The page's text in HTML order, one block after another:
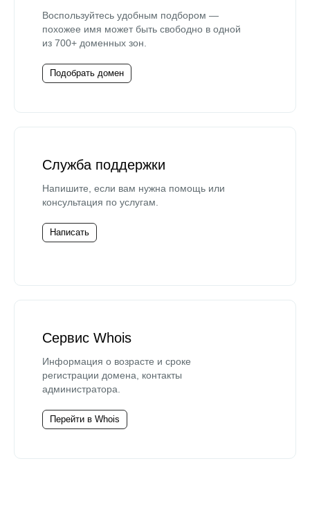
Воспользуйтесь удобным подбором —
похожее имя может быть свободно в одной
из 700+ доменных зон.
Подобрать домен
Служба поддержки
Напишите, если вам нужна помощь или
консультация по услугам.
Написать
Сервис Whois
Информация о возрасте и сроке
регистрации домена, контакты
администратора.
Перейти в Whois